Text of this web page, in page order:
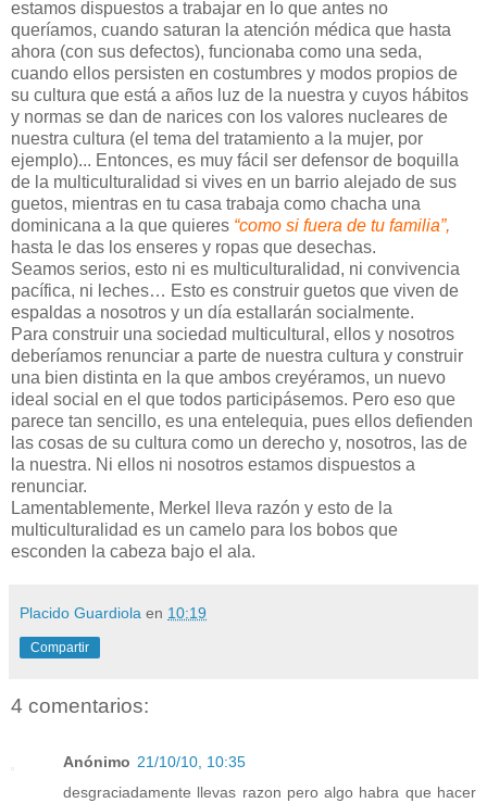
estamos dispuestos a trabajar en lo que antes no
queríamos, cuando saturan la atención médica que hasta
ahora (con sus defectos), funcionaba como una seda,
cuando ellos persisten en costumbres y modos propios de
su cultura que está a años luz de la nuestra y cuyos hábitos
y normas se dan de narices con los valores nucleares de
nuestra cultura (el tema del tratamiento a la mujer, por
ejemplo)... Entonces, es muy fácil ser defensor de boquilla
de la multiculturalidad si vives en un barrio alejado de sus
guetos, mientras en tu casa trabaja como chacha una
dominicana a la que quieres “como si fuera de tu familia”,
hasta le das los enseres y ropas que desechas.
Seamos serios, esto ni es multiculturalidad, ni convivencia
pacífica, ni leches… Esto es construir guetos que viven de
espaldas a nosotros y un día estallarán socialmente.
Para construir una sociedad multicultural, ellos y nosotros
deberíamos renunciar a parte de nuestra cultura y construir
una bien distinta en la que ambos creyéramos, un nuevo
ideal social en el que todos participásemos. Pero eso que
parece tan sencillo, es una entelequia, pues ellos defienden
las cosas de su cultura como un derecho y, nosotros, las de
la nuestra. Ni ellos ni nosotros estamos dispuestos a
renunciar.
Lamentablemente, Merkel lleva razón y esto de la
multiculturalidad es un camelo para los bobos que
esconden la cabeza bajo el ala.
Placido Guardiola en 10:19
Compartir
4 comentarios:
Anónimo 21/10/10, 10:35
desgraciadamente llevas razon pero algo habra que hacer